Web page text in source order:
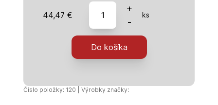
44,47 €
množstvo
OSB
doska
-
(1250x2500mm)
+
-
ks
Do košíka
Číslo položky: 120 | Výrobky značky: